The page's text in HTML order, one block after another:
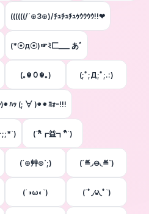
((((((/´⊙З⊙)/ﾁｭﾁｭﾁｭｩｳｳｳｳ!!❤
(*☉д☉)☞ﾐ匚___ あﾞ
(｡☬０☬｡) (;ﾟ;Д;ﾟ;.:)
ﾊｯ (; ∀ )◉ ◉ ﾖｫｰ!!!
;;*`) (´^ิ┏益┓^ิ`)
(´⊙艸⊙`;) (´≝◞⊖◟≝`)
(´◑ω◐`) (´ﾟ◞౪◟ﾟ`)